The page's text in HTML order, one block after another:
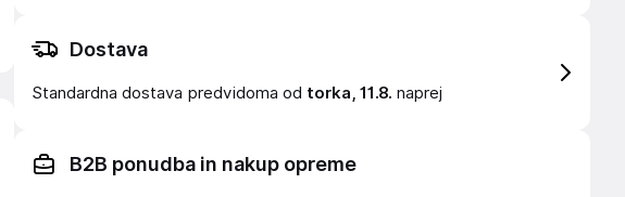
Dostava
Standardna dostava predvidoma od torka, 11.8. naprej
B2B ponudba in nakup opreme